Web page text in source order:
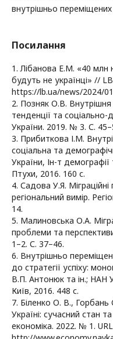
внутрішньо переміщених
Посилання
1. Лібанова Е.М. «40
будуть не українці» //
https://lb.ua/news/2024/
2. Позняк О.В. Внутрішня
тенденції та соціально-
України. 2019. № 3. С.
3. Прибиткова І.М.
соціальна та
України, Ін-т
Птухи, 2016. 160 с.
4. Садова У.Я.
регіональний вимір.
14.
5. Малиновська О.А.
проблеми та
1–2. С. 37–46.
6. Внутрішньо
до стратегії успіху:
В.П. Антонюк та ін.; НАН
Київ, 2016. 448 с.
7. Біленко О. В.,
Україні: сучасний стан
економіка. 2022. № 1.